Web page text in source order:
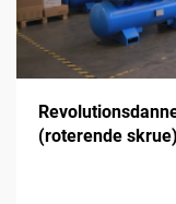
(roterende